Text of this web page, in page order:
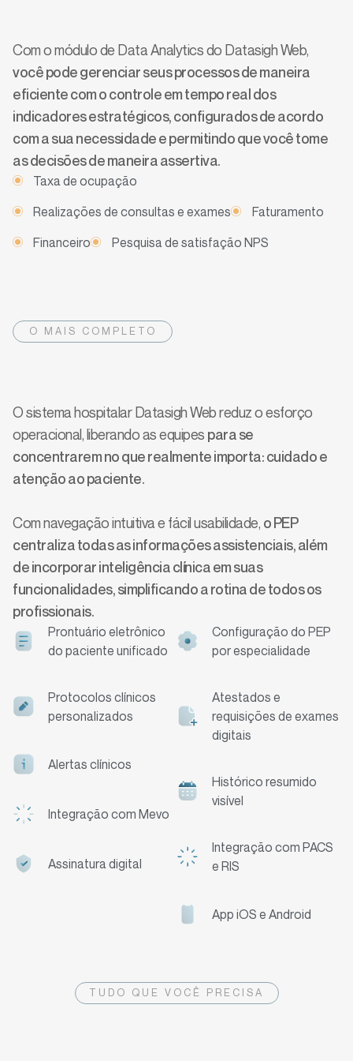
Com o módulo de Data Analytics do Datasigh Web,
você pode gerenciar seus processos de maneira
eficiente com o controle em tempo real dos
indicadores estratégicos, configurados de acordo
com a sua necessidade e permitindo que você tome
as decisões de maneira assertiva.
Taxa de ocupação
Realizações de consultas e exames
Faturamento
Financeiro
Pesquisa de satisfação NPS
O MAIS COMPLETO
O sistema hospitalar Datasigh Web reduz o esforço
operacional, liberando as equipes para se
concentrarem no que realmente importa: cuidado e
atenção ao paciente.
Com navegação intuitiva e fácil usabilidade, o PEP
centraliza todas as informações assistenciais, além
de incorporar inteligência clínica em suas
funcionalidades, simplificando a rotina de todos os
profissionais.
Prontuário eletrônico
do paciente unificado
Protocolos clínicos
personalizados
Alertas clínicos
Integração com Mevo
Assinatura digital
Configuração do PEP
por especialidade
Atestados e
requisições de exames
digitais
Histórico resumido
visível
Integração com PACS
e RIS
App iOS e Android
TUDO QUE VOCÊ PRECISA